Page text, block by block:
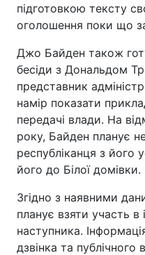
підготовкою тексту
оголошення поки що
Джо Байден також
бесіди з Дональдом
представник
намір показати
передачі влади. На
року, Байден планує
республіканця з його
його до Білої домівки.
Згідно з наявними
планує взяти участь в
наступника.
дзвінка та